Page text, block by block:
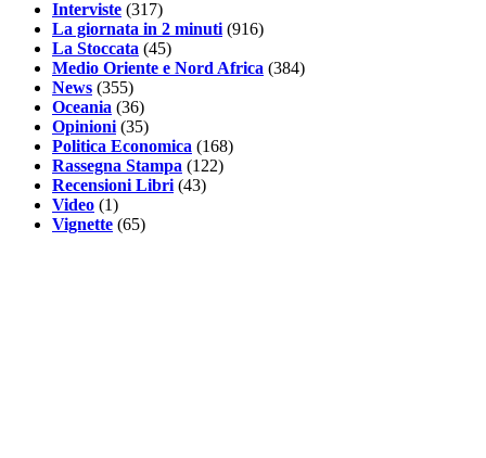
Interviste (317)
La giornata in 2 minuti (916)
La Stoccata (45)
Medio Oriente e Nord Africa (384)
News (355)
Oceania (36)
Opinioni (35)
Politica Economica (168)
Rassegna Stampa (122)
Recensioni Libri (43)
Video (1)
Vignette (65)